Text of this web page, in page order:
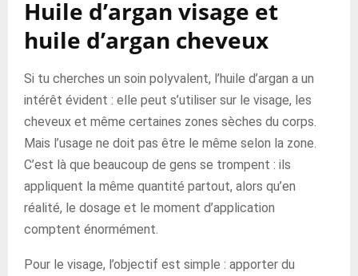
Huile d’argan visage et
huile d’argan cheveux
Si tu cherches un soin polyvalent, l’huile d’argan a un
intérêt évident : elle peut s’utiliser sur le visage, les
cheveux et même certaines zones sèches du corps.
Mais l’usage ne doit pas être le même selon la zone.
C’est là que beaucoup de gens se trompent : ils
appliquent la même quantité partout, alors qu’en
réalité, le dosage et le moment d’application
comptent énormément.
Pour le visage, l’objectif est simple : apporter du